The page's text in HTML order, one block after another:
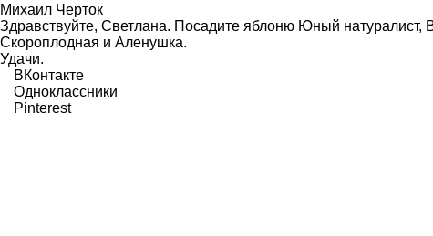
Михаил Черток
Здравствуйте, Светлана. Посадите яблоню Юный
Скороплодная и Аленушка.
Удачи.
ВКонтакте
Одноклассники
Pinterest